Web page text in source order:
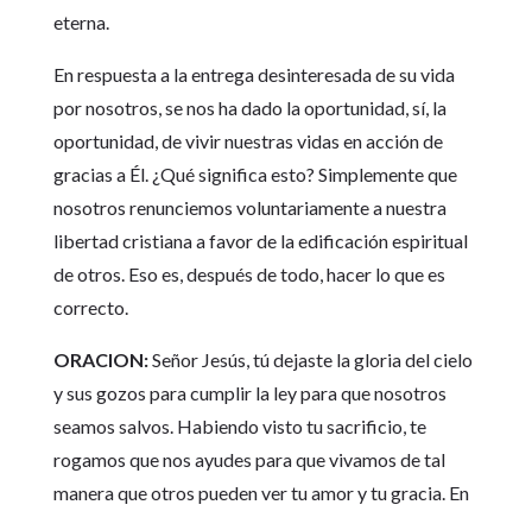
eterna.
En respuesta a la entrega desinteresada de su vida
por nosotros, se nos ha dado la oportunidad, sí, la
oportunidad, de vivir nuestras vidas en acción de
gracias a Él. ¿Qué significa esto? Simplemente que
nosotros renunciemos voluntariamente a nuestra
libertad cristiana a favor de la edificación espiritual
de otros. Eso es, después de todo, hacer lo que es
correcto.
ORACION:Señor Jesús, tú dejaste la gloria del cielo
y sus gozos para cumplir la ley para que nosotros
seamos salvos. Habiendo visto tu sacrificio, te
rogamos que nos ayudes para que vivamos de tal
manera que otros pueden ver tu amor y tu gracia. En